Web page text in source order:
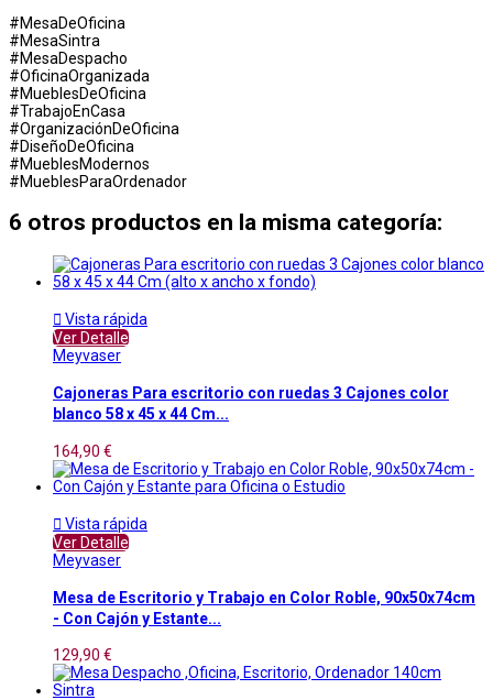
#MesaDeOficina
#MesaSintra
#MesaDespacho
#OficinaOrganizada
#MueblesDeOficina
#TrabajoEnCasa
#OrganizaciónDeOficina
#DiseñoDeOficina
#MueblesModernos
#MueblesParaOrdenador
6 otros productos en la misma categoría:
 Vista rápida
Ver Detalle
Meyvaser
Cajoneras Para escritorio con ruedas 3 Cajones color
blanco 58 x 45 x 44 Cm...
164,90 €
 Vista rápida
Ver Detalle
Meyvaser
Mesa de Escritorio y Trabajo en Color Roble, 90x50x74cm
- Con Cajón y Estante...
129,90 €